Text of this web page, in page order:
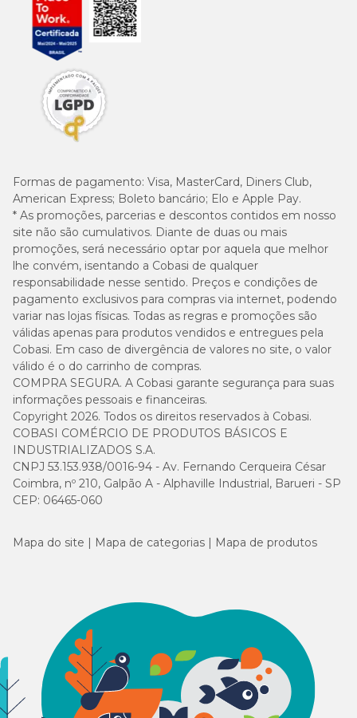
Formas de pagamento: Visa, MasterCard, Diners Club,
American Express; Boleto bancário; Elo e Apple Pay.
* As promoções, parcerias e descontos contidos em nosso
site não são cumulativos. Diante de duas ou mais
promoções, será necessário optar por aquela que melhor
lhe convém, isentando a Cobasi de qualquer
responsabilidade nesse sentido. Preços e condições de
pagamento exclusivos para compras via internet, podendo
variar nas lojas físicas. Todas as regras e promoções são
válidas apenas para produtos vendidos e entregues pela
Cobasi. Em caso de divergência de valores no site, o valor
válido é o do carrinho de compras.
COMPRA SEGURA. A Cobasi garante segurança para suas
informações pessoais e financeiras.
Copyright 2026. Todos os direitos reservados à Cobasi.
COBASI COMÉRCIO DE PRODUTOS BÁSICOS E
INDUSTRIALIZADOS S.A.
CNPJ 53.153.938/0016-94 - Av. Fernando Cerqueira César
Coimbra, nº 210, Galpão A - Alphaville Industrial, Barueri - SP
CEP: 06465-060
Mapa do site Mapa de categorias Mapa de produtos